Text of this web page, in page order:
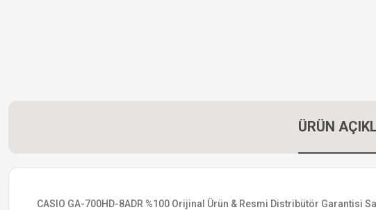
ÜRÜN
CASIO GA-700HD-8ADR %100 Orijinal Ürün & Resmi Distribütör Garantisi